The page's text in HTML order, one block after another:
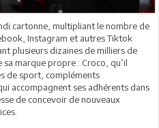
cartonne, multipliant le nombre de
Instagram et autres Tiktok
plusieurs dizaines de milliers de
marque propre : Croco, qu’il
de sport, compléments
accompagnent ses adhérents dans
de concevoir de nouveaux